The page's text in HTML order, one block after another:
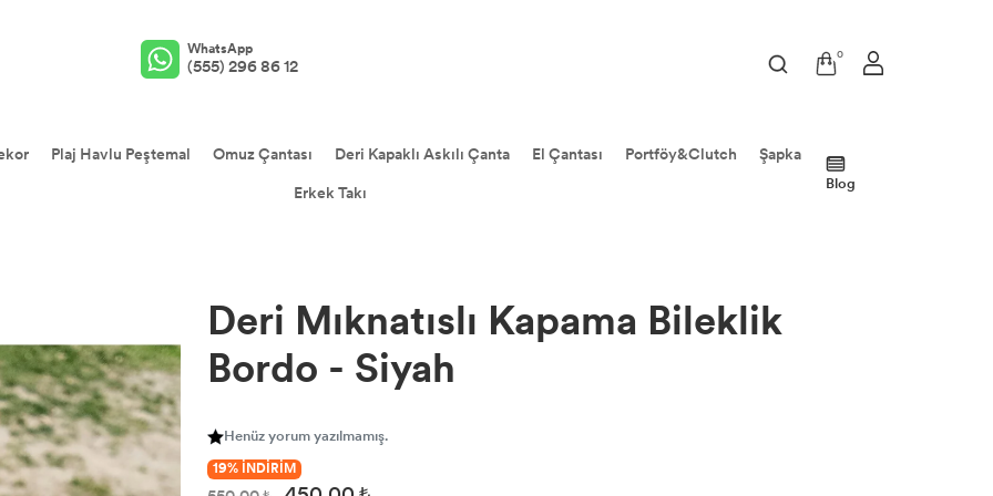
WhatsApp
(555) 296 86 12
0
Plaj Havlu Peştemal Omuz Çantası Deri Kapaklı Askılı Çanta El Çantası Portföy&Clutch
Şapka
Erkek Takı
Blog
Deri Mıknatıslı Kapama Bileklik
Bordo - Siyah
Henüz yorum yazılmamış.
19% İNDİRİM